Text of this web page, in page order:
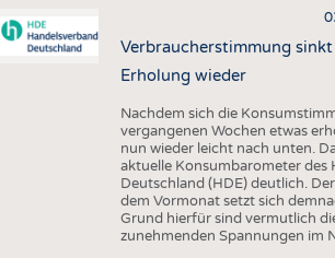
Verbraucherstimmung
Erholung wieder
Nachdem sich die
vergangenen Wochen etwas
nun wieder leicht nach unten.
aktuelle Konsumbarometer des
Deutschland (HDE) deutlich.
dem Vormonat setzt sich
Grund hierfür sind vermutlich
zunehmenden Spannungen im